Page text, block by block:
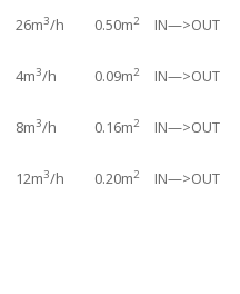
26m3/h 0.50m2 IN—>OUT
4m3/h 0.09m2 IN—>OUT
8m3/h 0.16m2 IN—>OUT
12m3/h 0.20m2 IN—>OUT